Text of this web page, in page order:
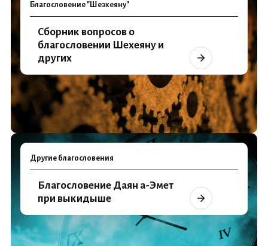
Благословение "Шеэхеяну"
Сборник вопросов о
благословении Шехеяну и
других
Другие благословения
Благословение Даян а-Эмет
при выкидыше